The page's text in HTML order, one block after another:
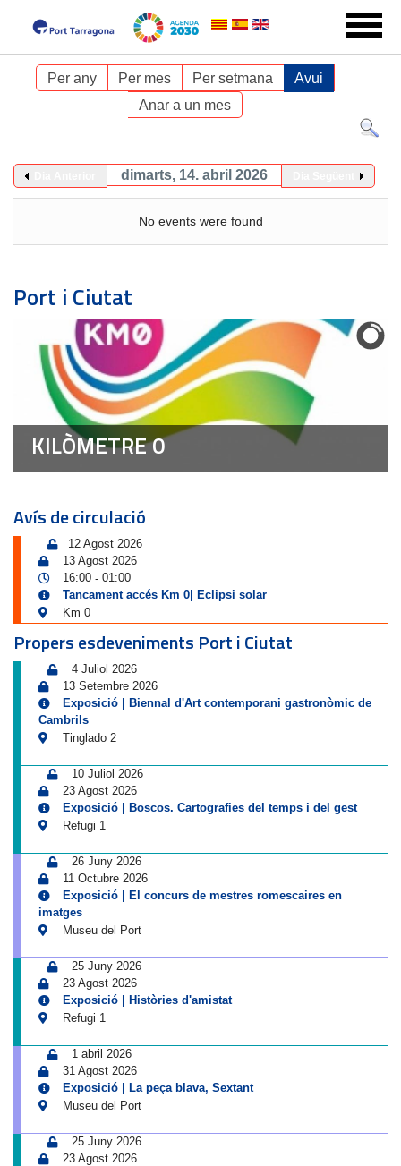
Per any Per mes Per setmana
Avui
Anar a un mes
dimarts, 14. abril 2026
No events were found
Port i Ciutat
KILÒMETRE 0
Avís de circulació
12 Agost 2026
13 Agost 2026
16:00 - 01:00
Tancament accés Km 0| Eclipsi solar
Km 0
Propers esdeveniments Port i Ciutat
4 Juliol 2026
13 Setembre 2026
Exposició | Biennal d'Art contemporani gastronòmic de
Cambrils
Tinglado 2
10 Juliol 2026
23 Agost 2026
Exposició | Boscos. Cartografies del temps i del gest
Refugi 1
26 Juny 2026
11 Octubre 2026
Exposició | El concurs de mestres romescaires en
imatges
Museu del Port
25 Juny 2026
23 Agost 2026
Exposició | Històries d'amistat
Refugi 1
1 abril 2026
31 Agost 2026
Exposició | La peça blava, Sextant
Museu del Port
25 Juny 2026
23 Agost 2026